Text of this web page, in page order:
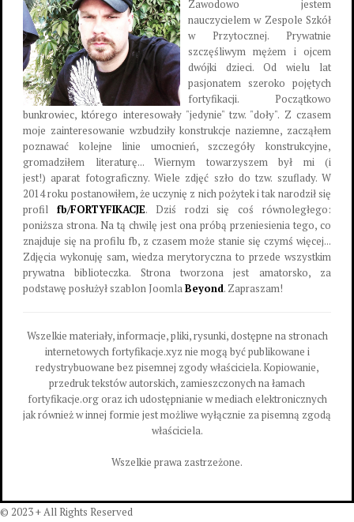
Zawodowo jestem
nauczycielem w Zespole Szkół
w Przytocznej. Prywatnie
szczęśliwym mężem i ojcem
dwójki dzieci. Od wielu lat
pasjonatem szeroko pojętych
fortyfikacji. Początkowo
bunkrowiec, którego interesowały "jedynie" tzw. "doły". Z czasem
moje zainteresowanie wzbudziły konstrukcje naziemne, zacząłem
poznawać kolejne linie umocnień, szczegóły konstrukcyjne,
gromadziłem literaturę... Wiernym towarzyszem był mi (i
jest!) aparat fotograficzny. Wiele zdjęć szło do tzw. szuflady. W
2014 roku postanowiłem, że uczynię z nich pożytek i tak narodził się
profil fb/FORTYFIKACJE. Dziś rodzi się coś równoległego:
poniższa strona. Na tą chwilę jest ona próbą przeniesienia tego, co
znajduje się na profilu fb, z czasem może stanie się czymś więcej...
Zdjęcia wykonuję sam, wiedza merytoryczna to przede wszystkim
prywatna biblioteczka. Strona tworzona jest amatorsko, za
podstawę posłużył szablon JoomlaBeyond. Zapraszam!
Wszelkie materiały, informacje, pliki, rysunki, dostępne na stronach
internetowych fortyfikacje.xyz nie mogą być publikowane i
redystrybuowane bez pisemnej zgody właściciela. Kopiowanie,
przedruk tekstów autorskich, zamieszczonych na łamach
fortyfikacje.org oraz ich udostępnianie w mediach elektronicznych
jak również w innej formie jest możliwe wyłącznie za pisemną zgodą
właściciela.
Wszelkie prawa zastrzeżone.
© 2023 + All Rights Reserved